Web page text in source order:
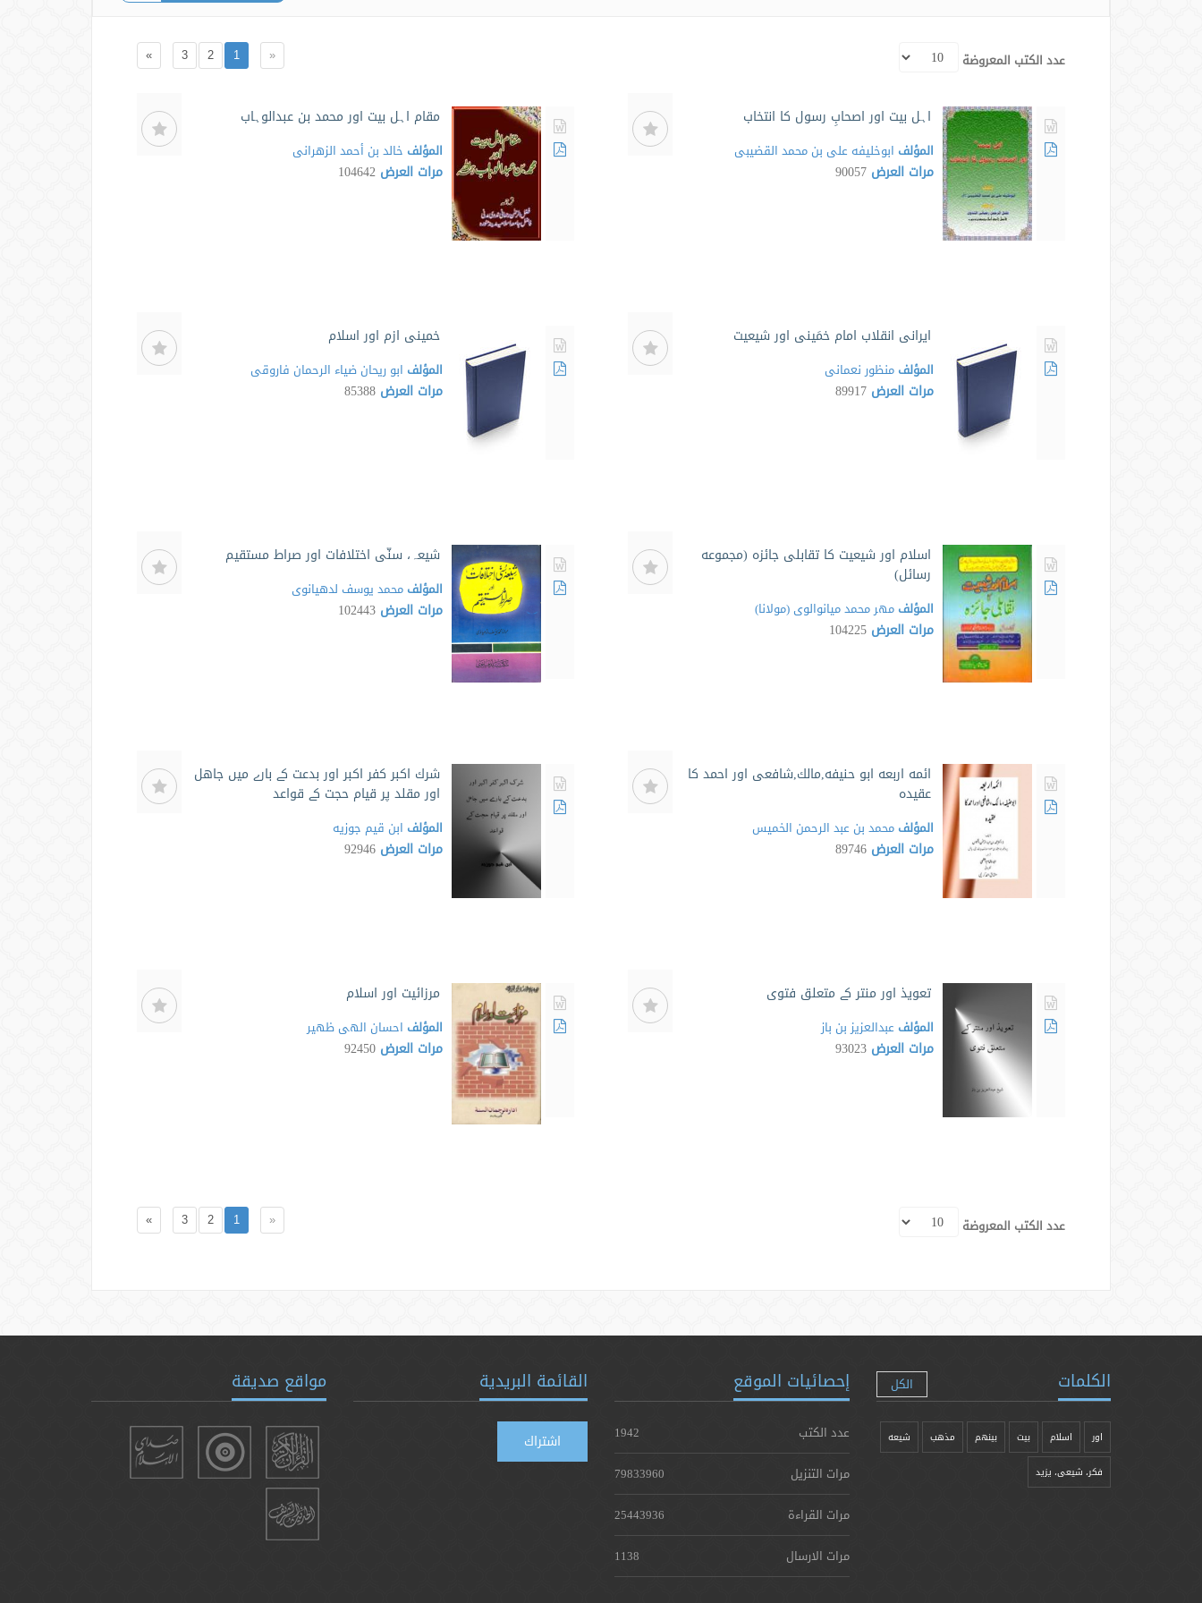
عدد الكتب المعروضة «
1
2
3
»
اہل بیت اور اصحابِ رسول کا انتخاب
المؤلف ابوخلیفه علی بن محمد القضیبی
مرات العرض 90057
مقام اہل بیت اور محمد بن عبدالوہاب
المؤلف خالد بن أحمد الزهرانی
مرات العرض 104642
ايرانى انقلاب امام خمَينى اور شيعيت
المؤلف منظور نعمانى
مرات العرض 89917
خمينى ازم اور اسلام
المؤلف ابو ريحان ضياء الرحمان فاروقى
مرات العرض 85388
اسلام اور شيعيت كا تقابلى جائزه (مجموعه
رسائل)
المؤلف مهر محمد ميانوالوى (مولانا)
مرات العرض 104225
شیعہ، سنّی اختلافات اور صراط مستقیم
المؤلف محمد یوسف لدھیانوی
مرات العرض 102443
ائمه اربعه ابو حنيفه,مالك,شافعى اور احمد كا
عقيده
المؤلف محمد بن عبد الرحمن الخميس
مرات العرض 89746
شرك اكبر كفر اكبر اور بدعت كے بارے ميں جاهل
اور مقلد پر قيام حجت كے قواعد
المؤلف ابن قیم جوزیه
مرات العرض 92946
تعويذ اور منتر كے متعلق فتوى
المؤلف عبدالعزیز بن باز
مرات العرض 93023
مرزائيت اور اسلام
المؤلف احسان الهی ظهیر
مرات العرض 92450
عدد الكتب المعروضة «
1
2
3
»
الكلمات الكل
اور اسلام بیت بينهم مذهب شيعه
فکر، شیعی، یزيد
إحصائيات الموقع
عدد الكتب
1942
مرات التنزيل
79833960
مرات القراءة
25443936
مرات الارسال
1138
القائمة البريدية
اشتراك
مواقع صديقة